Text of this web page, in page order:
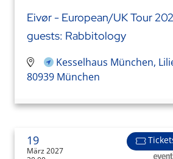
Eivør - European/UK Tour
guests: Rabbitology
Kesselhaus München,
80939 München
19
März 2027